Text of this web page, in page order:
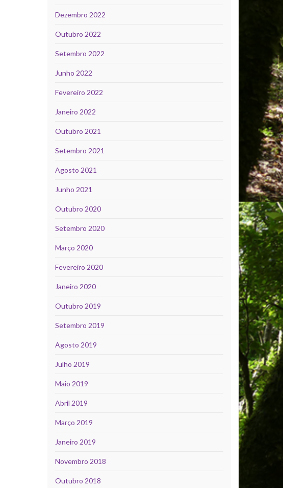
Dezembro 2022
Outubro 2022
Setembro 2022
Junho 2022
Fevereiro 2022
Janeiro 2022
Outubro 2021
Setembro 2021
Agosto 2021
Junho 2021
Outubro 2020
Setembro 2020
Março 2020
Fevereiro 2020
Janeiro 2020
Outubro 2019
Setembro 2019
Agosto 2019
Julho 2019
Maio 2019
Abril 2019
Março 2019
Janeiro 2019
Novembro 2018
Outubro 2018